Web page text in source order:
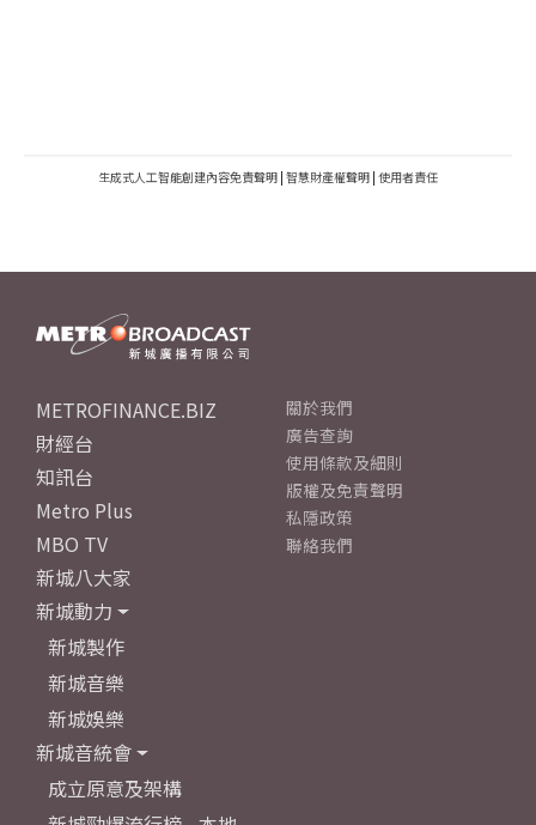
生成式人工智能創建內容免責聲明 | 智慧財產權聲明 | 使用者責任
METROFINANCE.BIZ
財經台
知訊台
Metro Plus
MBO TV
新城八大家
新城動力
新城製作
新城音樂
新城娛樂
新城音統會
成立原意及架構
關於我們
廣告查詢
使用條款及細則
版權及免責聲明
私隱政策
聯絡我們